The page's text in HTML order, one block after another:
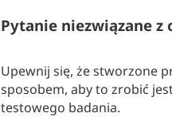
Pytanie niezwiązane z
Upewnij się, że stworzone
sposobem, aby to zrobić
testowego badania.